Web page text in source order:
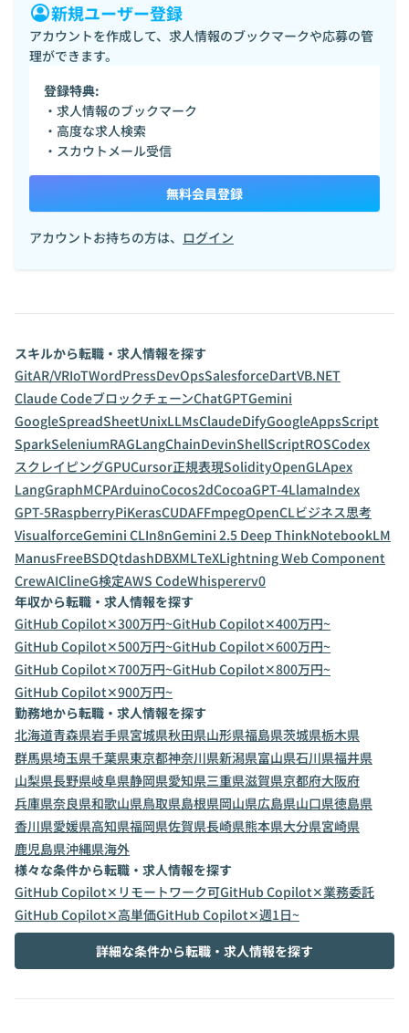
新規ユーザー登録
アカウントを作成して、求人情報のブックマークや応募の管
理ができます。
登録特典:
・求人情報のブックマーク
・高度な求人検索
・スカウトメール受信
無料会員登録
アカウントお持ちの方は、 ログイン
スキルから転職・求人情報を探す
GitAR/VRIoTWordPressDevOpsSalesforceDartVB.NET
Claude CodeブロックチェーンChatGPTGemini
GoogleSpreadSheetUnixLLMsClaudeDifyGoogleAppsScript
SparkSeleniumRAGLangChainDevinShellScriptROSCodex
スクレイピングGPUCursor正規表現SolidityOpenGLApex
LangGraphMCPArduinoCocos2dCocoaGPT-4LlamaIndex
GPT-5RaspberryPiKerasCUDAFFmpegOpenCLビジネス思考
VisualforceGemini CLIn8nGemini 2.5 Deep ThinkNotebookLM
ManusFreeBSDQtdashDBXMLTeXLightning Web Component
CrewAIClineG検定AWS CodeWhispererv0
年収から転職・求人情報を探す
GitHub Copilot✕300万円~GitHub Copilot✕400万円~
GitHub Copilot✕500万円~GitHub Copilot✕600万円~
GitHub Copilot✕700万円~GitHub Copilot✕800万円~
GitHub Copilot✕900万円~
勤務地から転職・求人情報を探す
北海道青森県岩手県宮城県秋田県山形県福島県茨城県栃木県
群馬県埼玉県千葉県東京都神奈川県新潟県富山県石川県福井県
山梨県長野県岐阜県静岡県愛知県三重県滋賀県京都府大阪府
兵庫県奈良県和歌山県鳥取県島根県岡山県広島県山口県徳島県
香川県愛媛県高知県福岡県佐賀県長崎県熊本県大分県宮崎県
鹿児島県沖縄県海外
様々な条件から転職・求人情報を探す
GitHub Copilot✕リモートワーク可GitHub Copilot✕業務委託
GitHub Copilot✕高単価GitHub Copilot✕週1日~
詳細な条件から転職・求人情報を探す